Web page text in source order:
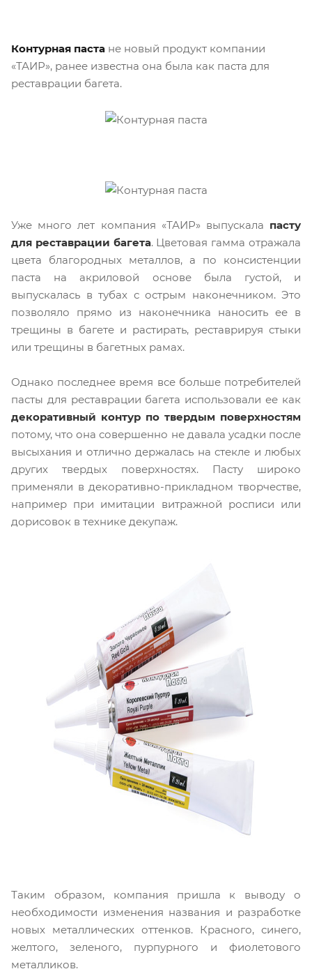
Контурная паста не новый продукт компании
«ТАИР», ранее известна она была как паста для
реставрации багета.
Уже много лет компания «ТАИР» выпускала пасту
для реставрации багета. Цветовая гамма отражала
цвета благородных металлов, а по консистенции
паста на акриловой основе была густой, и
выпускалась в тубах с острым наконечником. Это
позволяло прямо из наконечника наносить ее в
трещины в багете и растирать, реставрируя стыки
или трещины в багетных рамах.
Однако последнее время все больше потребителей
пасты для реставрации багета использовали ее как
декоративный контур по твердым поверхностям
потому, что она совершенно не давала усадки после
высыхания и отлично держалась на стекле и любых
других твердых поверхностях. Пасту широко
применяли в декоративно-прикладном творчестве,
например при имитации витражной росписи или
дорисовок в технике декупаж.
Таким образом, компания пришла к выводу о
необходимости изменения названия и разработке
новых металлических оттенков. Красного, синего,
желтого, зеленого, пурпурного и фиолетового
металликов.